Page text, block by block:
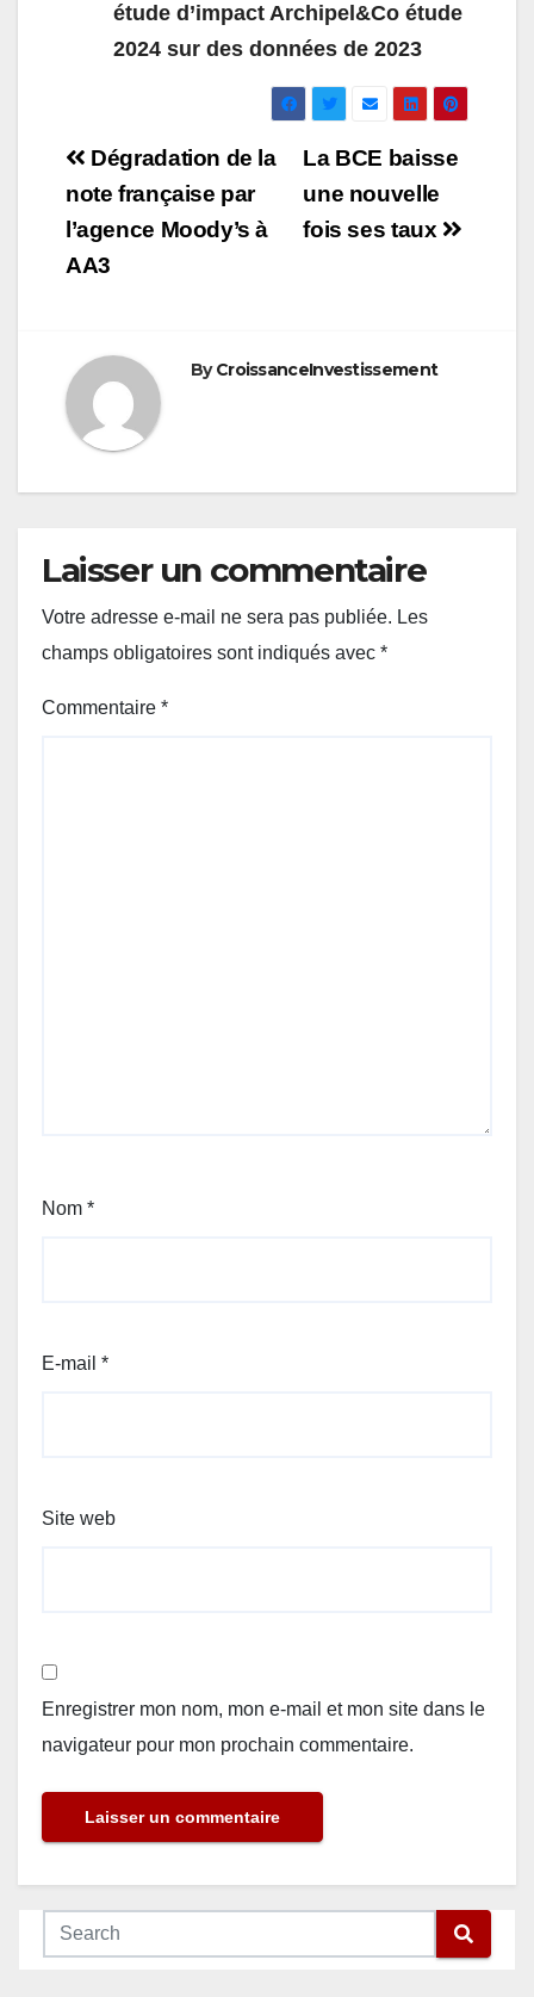
étude d’impact Archipel&Co étude
2024 sur des données de 2023
Navigation
de
l’article
La BCE baisse
une nouvelle
fois ses taux
Dégradation de la
note française par
l’agence Moody’s à
AA3
ByCroissanceInvestissement
Laisser un commentaire
Votre adresse e-mail ne sera pas publiée. Les
champs obligatoires sont indiqués avec *
Commentaire *
Nom *
E-mail *
Site web
Enregistrer mon nom, mon e-mail et mon site dans le
navigateur pour mon prochain commentaire.